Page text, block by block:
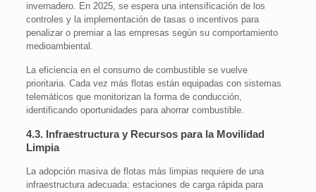
invernadero. En 2025, se espera una intensificación de los
controles y la implementación de tasas o incentivos para
penalizar o premiar a las empresas según su comportamiento
medioambiental.
La eficiencia en el consumo de combustible se vuelve
prioritaria. Cada vez más flotas están equipadas con sistemas
telemáticos que monitorizan la forma de conducción,
identificando oportunidades para ahorrar combustible.
4.3. Infraestructura y Recursos para la Movilidad
Limpia
La adopción masiva de flotas más limpias requiere de una
infraestructura adecuada: estaciones de carga rápida para